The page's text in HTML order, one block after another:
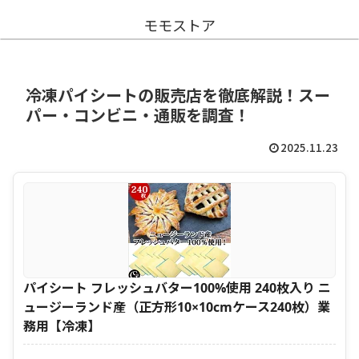
モモストア
冷凍パイシートの販売店を徹底解説！スー
パー・コンビニ・通販を調査！
2025.11.23
パイシート フレッシュバター100%使用 240枚入り ニ
ュージーランド産（正方形10×10cmケース240枚）業
務用【冷凍】